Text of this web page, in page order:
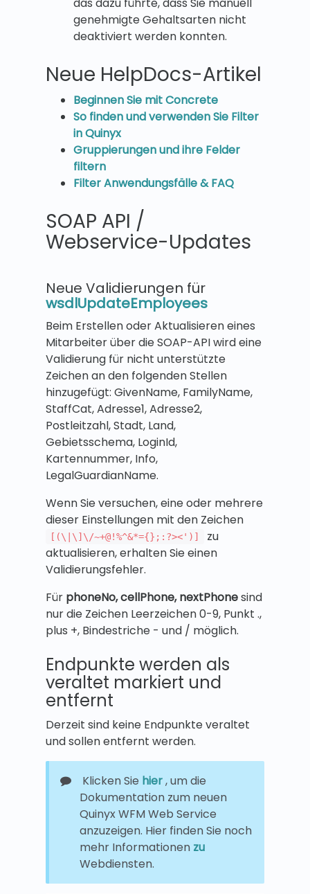
genehmigte Gehaltsarten nicht
deaktiviert werden konnten.
Neue HelpDocs-Artikel
Beginnen Sie mit Concrete
So finden und verwenden Sie Filter
in Quinyx
Gruppierungen und ihre Felder
filtern
Filter Anwendungsfälle & FAQ
SOAP API /
Webservice-Updates
Neue Validierungen für
wsdlUpdateEmployees
Beim Erstellen oder Aktualisieren eines
Mitarbeiter über die SOAP-API wird eine
Validierung für nicht unterstützte
Zeichen an den folgenden Stellen
hinzugefügt: GivenName, FamilyName,
StaffCat, Adresse1, Adresse2,
Postleitzahl, Stadt, Land,
Gebietsschema, LoginId,
Kartennummer, Info,
LegalGuardianName.
Wenn Sie versuchen, eine oder mehrere
dieser Einstellungen mit den Zeichen
[(\|\]\/~+@!%^&*={};:?><')]
zu
aktualisieren, erhalten Sie einen
Validierungsfehler.
Für phoneNo, cellPhone, nextPhonesind
nur die Zeichen Leerzeichen 0-9, Punkt .,
plus +, Bindestriche - und / möglich.
Endpunkte werden als
veraltet markiert und
entfernt
Derzeit sind keine Endpunkte veraltet
und sollen entfernt werden.
Klicken Sie hier, um die
Dokumentation zum neuen
Quinyx WFM Web Service
anzuzeigen. Hier finden Sie noch
mehr Informationen zu
Webdiensten.